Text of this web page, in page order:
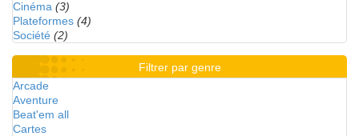
Cinéma (3)
Plateformes (4)
Société (2)
Filtrer par genre
Arcade
Aventure
Beat'em all
Cartes